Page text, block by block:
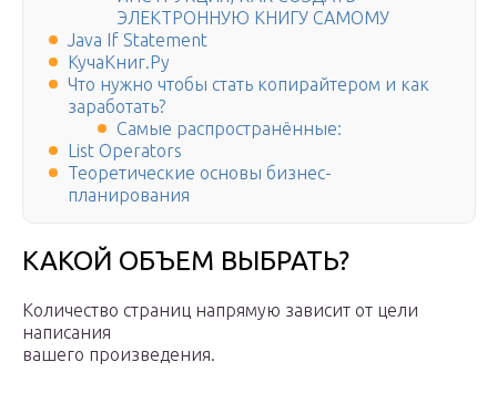
ЭЛЕКТРОННУЮ КНИГУ САМОМУ
Java If Statement
КучаКниг.Ру
Что нужно чтобы стать копирайтером и как
заработать?
Самые распространённые:
List Operators
Теоретические основы бизнес-
планирования
КАКОЙ ОБЪЕМ ВЫБРАТЬ?
Количество страниц напрямую зависит от цели
написания
вашего произведения.